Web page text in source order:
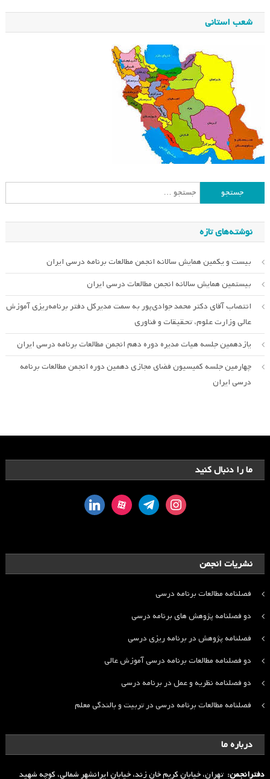
شعب استانی
جستجو
برای:
نوشته‌های تازه
بیست و یکمین همایش سالانه انجمن مطالعات برنامه درسی ایران
بیستمین همایش سالانه انجمن مطالعات درسی ایران
انتصاب آقای دکتر محمد جوادی‌پور به سمت مدیرکل دفتر برنامه‌ریزی آموزش
عالی وزارت علوم، تحقیقات و فناوری
یازدهمین جلسه هیات مدیره دوره دهم انجمن مطالعات برنامه درسی ایران
چهارمین جلسه کمیسیون فضای مجازی دهمین دوره انجمن مطالعات برنامه
درسی ایران
ما را دنبال کنید
instagram
telegram
aparat
linkedin
نشریات انجمن
فصلنامه مطالعات برنامه درسی
دو فصلنامه پژوهش های برنامه درسی
فصلنامه پژوهش در برنامه ریزی درسی
دو فصلنامه مطالعات برنامه درسی آموزش عالی
دو فصلنامه نظریه و عمل در برنامه درسی
فصلنامه مطالعات برنامه درسی در تربیت و بالندگی معلم
درباره ما
دفترانجمن: تهران، خیابان کریم خان زند، خیابان ایرانشهر شمالی، کوچه شهید